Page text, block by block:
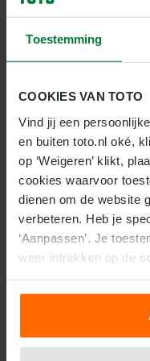
Toestemming
COOKIES VAN TOTO
Vind jij een
en buiten toto.nl oké,
op ‘Weigeren’ klikt,
cookies waarvoor
dienen om de website
verbeteren. Heb je
‘Aanpassen’. Je
weer intrekken op de
We werken samen
14 juli – halve
Miami
19 juli – finale in
York/New Jersey
Het
van oostkust naar
uiteindelijk in een
een WK in drie
maakt het toernooi
zelf.